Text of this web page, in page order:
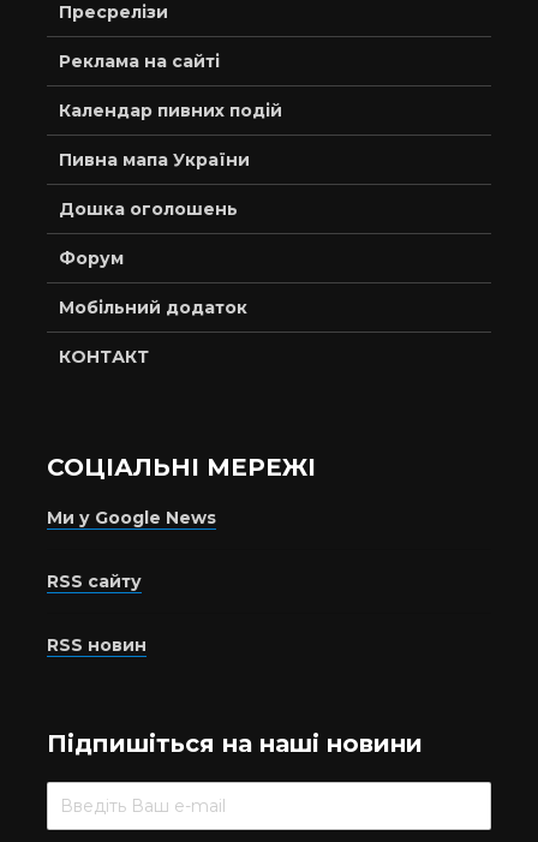
Пресрелізи
Реклама на сайті
Календар пивних подій
Пивна мапа України
Дошка оголошень
Форум
Мобільний додаток
КОНТАКТ
СОЦІАЛЬНІ МЕРЕЖІ
Ми у Google News
RSS сайту
RSS новин
Підпишіться на наші новини